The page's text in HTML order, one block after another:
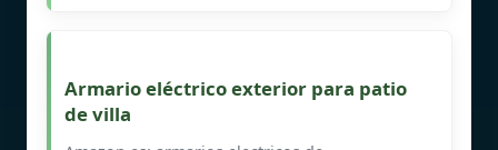
Armario eléctrico exterior para patio
de villa